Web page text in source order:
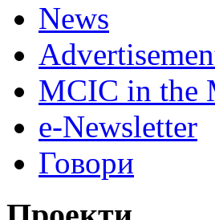
News
MCIC in the
e-Newsletter
Говори